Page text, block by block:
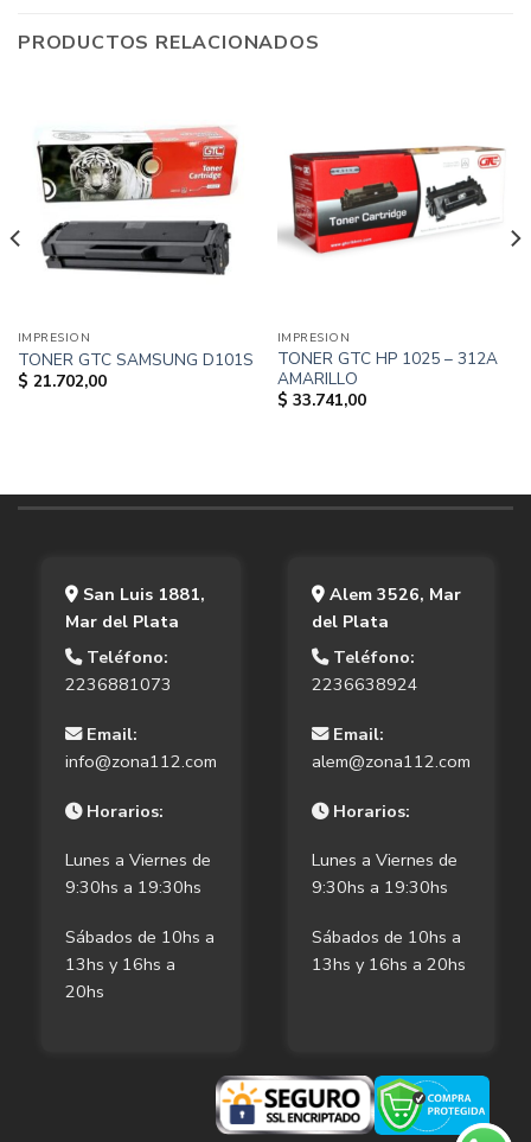
PRODUCTOS RELACIONADOS
IMPRESION
TONER GTC SAMSUNG D101S
$ 21.702,00
IMPRESION
TONER GTC HP 1025 – 312A
AMARILLO
$ 33.741,00
San Luis 1881,
Mar del Plata
Teléfono:
2236881073
Email:
info@zona112.com
Horarios:
Lunes a Viernes de
9:30hs a 19:30hs
Sábados de 10hs a
13hs y 16hs a
20hs
Alem 3526, Mar
del Plata
Teléfono:
2236638924
Email:
alem@zona112.com
Horarios:
Lunes a Viernes de
9:30hs a 19:30hs
Sábados de 10hs a
13hs y 16hs a 20hs